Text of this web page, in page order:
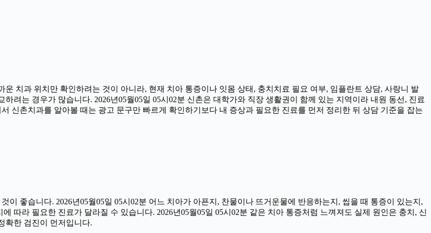
운 치과 위치만 확인하려는 것이 아니라, 현재 치아 통증이나 잇몸 상태, 충치치료 필요 여부, 임플란트 상담, 사랑니 발
려는 경우가 많습니다. 2026년05월05일 05시02분 신촌은 대학가와 직장 생활권이 함께 있는 지역이라 내원 동선, 진료
신촌치과를 알아볼 때는 광고 문구만 빠르게 확인하기보다 내 증상과 필요한 진료를 먼저 정리한 뒤 상담 기준을 잡는
이 좋습니다. 2026년05월05일 05시02분 어느 치아가 아픈지, 찬물이나 뜨거운물에 반응하는지, 씹을 때 통증이 있는지,
따라 필요한 진료가 달라질 수 있습니다. 2026년05월05일 05시02분 같은 치아 통증처럼 느껴져도 실제 원인은 충치, 신
확한 검진이 먼저입니다.